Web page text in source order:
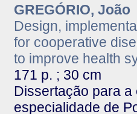
GREGÓRIO, João
Design,
for cooperative
to improve health
171 p. ; 30 cm
Dissertação para
especialidade de